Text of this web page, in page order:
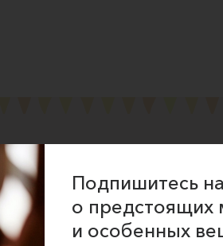
Подпишитесь
о предстоящих
и особенных